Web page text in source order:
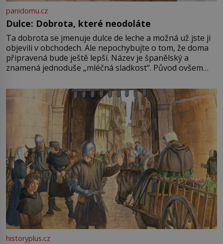
panidomu.cz
Dulce: Dobrota, které neodoláte
Ta dobrota se jmenuje dulce de leche a možná už jste ji
objevili v obchodech. Ale nepochybujte o tom, že doma
připravená bude ještě lepší. Název je španělský a
znamená jednoduše „mléčná sladkost“. Původ ovšem
pře hned několik latinskoamerických zemí a k tomu
Francie, kde se traduje,
historyplus.cz